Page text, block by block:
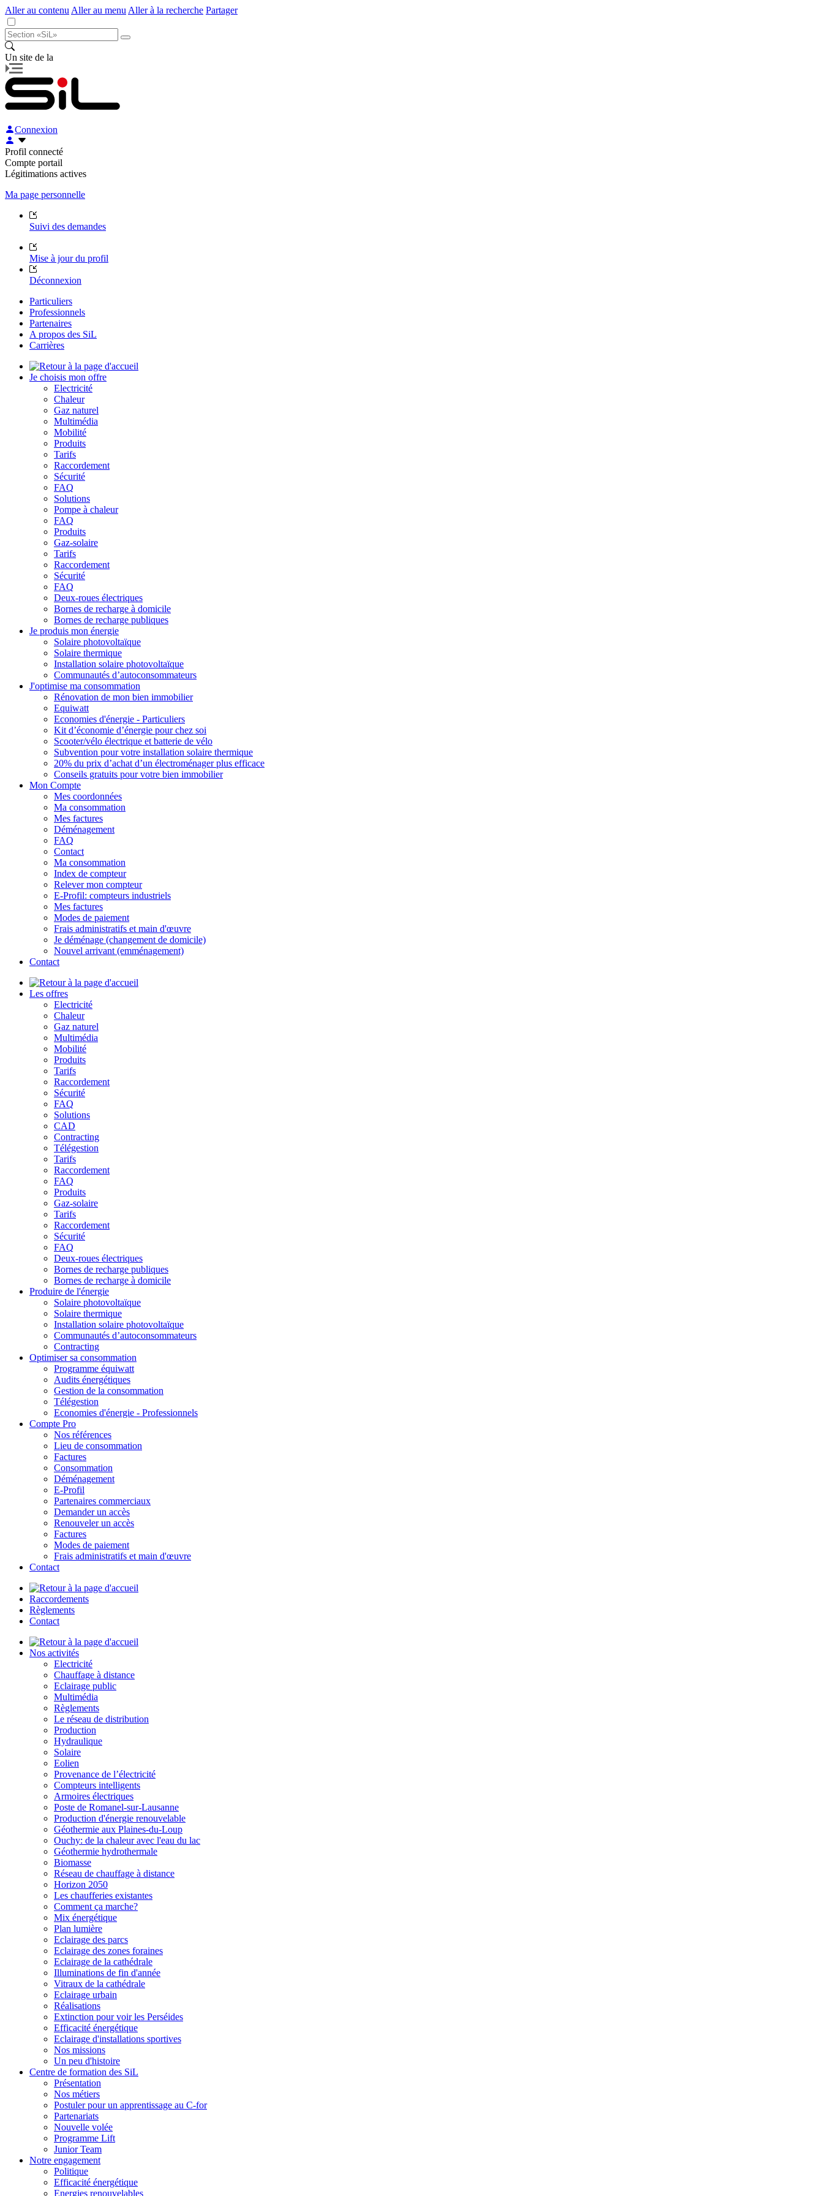
Aller au contenu Aller au menu Aller à la recherche Partager
Un site de la
Connexion
Profil connecté
Compte portail
Légitimations actives
Ma page personnelle
Suivi des demandes
Mise à jour du profil
Déconnexion
Particuliers
Professionnels
Partenaires
A propos des SiL
Carrières
Je choisis mon offre
Electricité
Chaleur
Gaz naturel
Multimédia
Mobilité
Produits
Tarifs
Raccordement
Sécurité
FAQ
Solutions
Pompe à chaleur
FAQ
Produits
Gaz-solaire
Tarifs
Raccordement
Sécurité
FAQ
Deux-roues électriques
Bornes de recharge à domicile
Bornes de recharge publiques
Je produis mon énergie
Solaire photovoltaïque
Solaire thermique
Installation solaire photovoltaïque
Communautés d’autoconsommateurs
J'optimise ma consommation
Rénovation de mon bien immobilier
Equiwatt
Economies d'énergie - Particuliers
Kit d’économie d’énergie pour chez soi
Scooter/vélo électrique et batterie de vélo
Subvention pour votre installation solaire thermique
20% du prix d’achat d’un électroménager plus efficace
Conseils gratuits pour votre bien immobilier
Mon Compte
Mes coordonnées
Ma consommation
Mes factures
Déménagement
FAQ
Contact
Ma consommation
Index de compteur
Relever mon compteur
E-Profil: compteurs industriels
Mes factures
Modes de paiement
Frais administratifs et main d'œuvre
Je déménage (changement de domicile)
Nouvel arrivant (emménagement)
Contact
Les offres
Electricité
Chaleur
Gaz naturel
Multimédia
Mobilité
Produits
Tarifs
Raccordement
Sécurité
FAQ
Solutions
CAD
Contracting
Télégestion
Tarifs
Raccordement
FAQ
Produits
Gaz-solaire
Tarifs
Raccordement
Sécurité
FAQ
Deux-roues électriques
Bornes de recharge publiques
Bornes de recharge à domicile
Produire de l'énergie
Solaire photovoltaïque
Solaire thermique
Installation solaire photovoltaïque
Communautés d’autoconsommateurs
Contracting
Optimiser sa consommation
Programme équiwatt
Audits énergétiques
Gestion de la consommation
Télégestion
Economies d'énergie - Professionnels
Compte Pro
Nos références
Lieu de consommation
Factures
Consommation
Déménagement
E-Profil
Partenaires commerciaux
Demander un accès
Renouveler un accès
Factures
Modes de paiement
Frais administratifs et main d'œuvre
Contact
Raccordements
Règlements
Contact
Nos activités
Electricité
Chauffage à distance
Eclairage public
Multimédia
Règlements
Le réseau de distribution
Production
Hydraulique
Solaire
Eolien
Provenance de l’électricité
Compteurs intelligents
Armoires électriques
Poste de Romanel-sur-Lausanne
Production d'énergie renouvelable
Géothermie aux Plaines-du-Loup
Ouchy: de la chaleur avec l'eau du lac
Géothermie hydrothermale
Biomasse
Réseau de chauffage à distance
Horizon 2050
Les chaufferies existantes
Comment ça marche?
Mix énergétique
Plan lumière
Eclairage des parcs
Eclairage des zones foraines
Eclairage de la cathédrale
Illuminations de fin d'année
Vitraux de la cathédrale
Eclairage urbain
Réalisations
Extinction pour voir les Perséides
Efficacité énergétique
Eclairage d'installations sportives
Nos missions
Un peu d'histoire
Centre de formation des SiL
Présentation
Nos métiers
Postuler pour un apprentissage au C-for
Partenariats
Nouvelle volée
Programme Lift
Junior Team
Notre engagement
Politique
Efficacité énergétique
Energies renouvelables